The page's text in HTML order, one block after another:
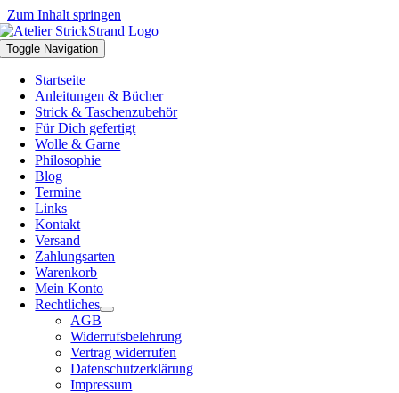
Zum Inhalt springen
Toggle Navigation
Startseite
Anleitungen & Bücher
Strick & Taschenzubehör
Für Dich gefertigt
Wolle & Garne
Philosophie
Blog
Termine
Links
Kontakt
Versand
Zahlungsarten
Warenkorb
Mein Konto
Rechtliches
AGB
Widerrufsbelehrung
Vertrag widerrufen
Datenschutzerklärung
Impressum